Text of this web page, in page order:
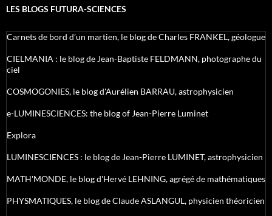
LES BLOGS FUTURA-SCIENCES
Carnets de bord d’un martien, le blog de Charles FRANKEL, géologue
CIELMANIA : le blog de Jean-Baptiste FELDMANN, photographe du
ciel
COSMOGONIES, le blog d'Aurélien BARRAU, astrophysicien
e-LUMINESCIENCES: the blog of Jean-Pierre Luminet
Explora
LUMINESCIENCES : le blog de Jean-Pierre LUMINET, astrophysicien
MATH'MONDE, le blog d'Hervé LEHNING, agrégé de mathématiques
PHYSMATIQUES, le blog de Claude ASLANGUL, physicien théoricien